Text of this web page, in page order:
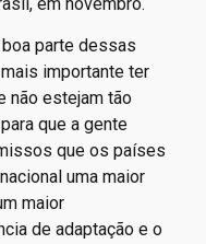
até 67%, em 2035.
termômetro para
será as ambições
em novembro.
boa parte dessas
importante ter
estejam tão
que a gente